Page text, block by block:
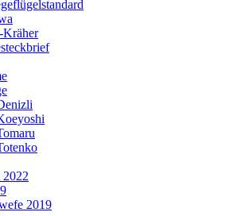
Kräher
2022
2019